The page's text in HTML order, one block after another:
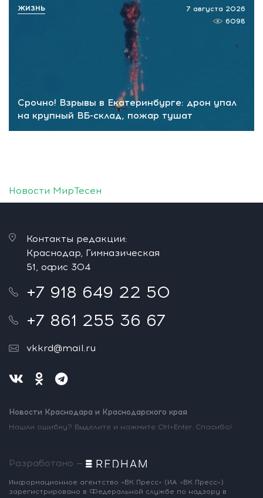
Срочно! Взрывы в Екатеринбурге: дрон упал
на крупный ВБ-склад, пожар тушат
7 августа 2026
6098
ЖИЗНЬ
Новости МирТесен
Контакты редакции:
Краснодар, Гимназическая
51, офис 304
+7 918 649 22 50
+7 861 255 36 67
vkkrd@mail.ru
Новости Краснодара и Краснодарского края
Нашли ошибку? Выделите и нажмите Ctrl+Enter. Спасибо!
Разработано —
Информационное агентство «ВК Пресс» (ИА «ВК Пресс»)
зарегистрировано в Федеральной службе по надзору в